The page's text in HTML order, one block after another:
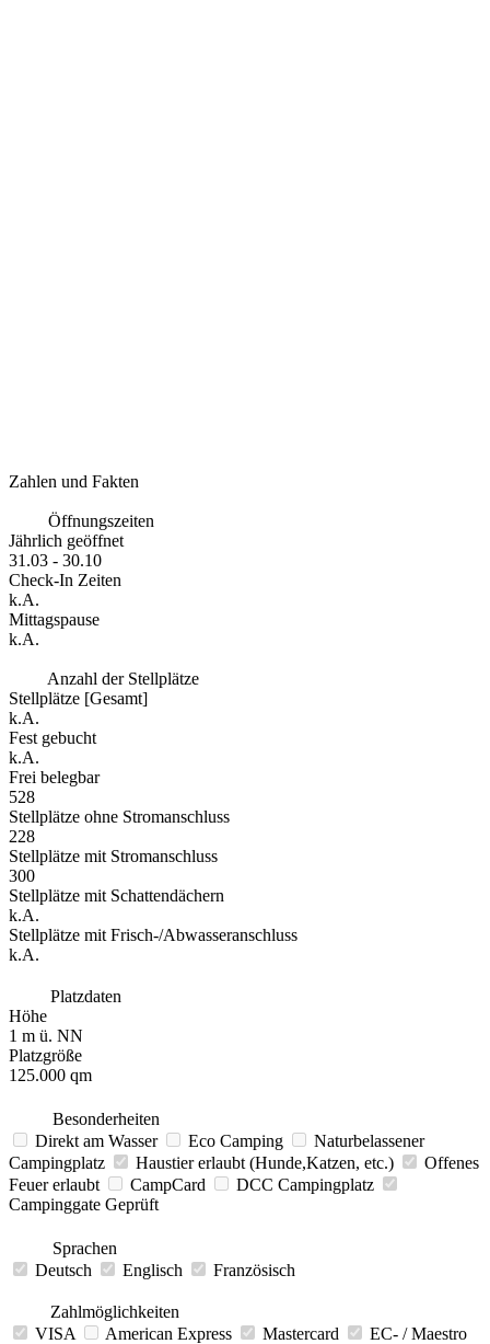
Zahlen und Fakten
Öffnungszeiten
Jährlich geöffnet
31.03 - 30.10
Check-In Zeiten
k.A.
Mittagspause
k.A.
Anzahl der Stellplätze
Stellplätze [Gesamt]
k.A.
Fest gebucht
k.A.
Frei belegbar
528
Stellplätze ohne Stromanschluss
228
Stellplätze mit Stromanschluss
300
Stellplätze mit Schattendächern
k.A.
Stellplätze mit Frisch-/Abwasseranschluss
k.A.
Platzdaten
Höhe
1 m ü. NN
Platzgröße
125.000 qm
Besonderheiten
Direkt am Wasser
Eco Camping
Naturbelassener
Campingplatz
Haustier erlaubt (Hunde,Katzen, etc.)
Offenes
Feuer erlaubt
CampCard
DCC Campingplatz
Campinggate Geprüft
Sprachen
Deutsch
Englisch Französisch
Zahlmöglichkeiten
VISA
American Express Mastercard
EC- / Maestro